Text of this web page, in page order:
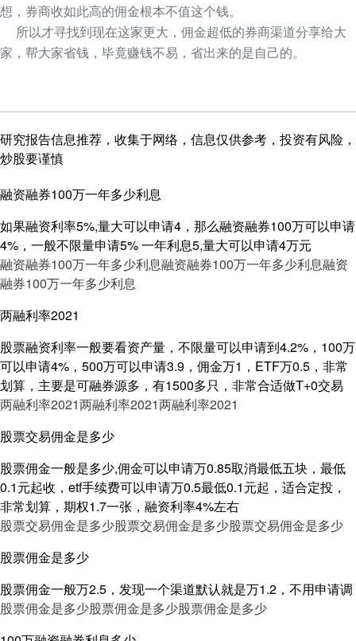
想，券商收如此高的佣金根本不值这个钱。
所以才寻找到现在这家更大，佣金超低的券商渠道分享给大
家，帮大家省钱，毕竟赚钱不易，省出来的是自己的。
研究报告信息推荐，收集于网络，信息仅供参考，投资有风险，
炒股要谨慎
融资融券100万一年多少利息
如果融资利率5%,量大可以申请4，那么融资融券100万可以申请
4%，一般不限量申请5% 一年利息5,量大可以申请4万元
融资融券100万一年多少利息融资融券100万一年多少利息融资
融券100万一年多少利息
两融利率2021
股票融资利率一般要看资产量，不限量可以申请到4.2%，100万
可以申请4%，500万可以申请3.9，佣金万1，ETF万0.5，非常
划算，主要是可融券源多，有1500多只，非常合适做T+0交易
两融利率2021两融利率2021两融利率2021
股票交易佣金是多少
股票佣金一般是多少,佣金可以申请万0.85取消最低五块，最低
0.1元起收，etf手续费可以申请万0.5最低0.1元起，适合定投，
非常划算，期权1.7一张，融资利率4%左右
股票交易佣金是多少股票交易佣金是多少股票交易佣金是多少
股票佣金是多少
股票佣金一般万2.5，发现一个渠道默认就是万1.2，不用申请调
股票佣金是多少股票佣金是多少股票佣金是多少